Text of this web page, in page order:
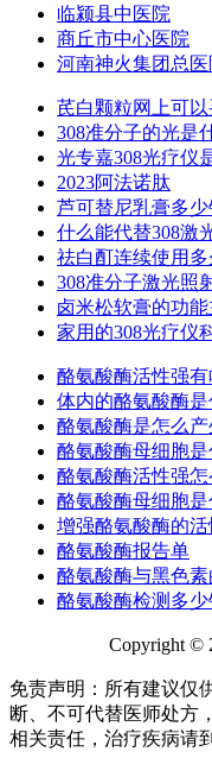
临颍县中医院
商丘市中心医院
河南神火集团总医
芪白颗粒网上可
308准分子的光是
光专嘉308光疗仪
2023阿法诺肽
芦可替尼乳膏多
什么能代替308激
祛白酊连续使用多
308准分子激光照
卤米松软膏的功
家用的308光疗仪
酪氨酸酶活性强
体内的酪氨酸酶是
酪氨酸酶是怎么产
酪氨酸酶母细胞是
酪氨酸酶活性强
酪氨酸酶母细胞
增强酪氨酸酶的
酪氨酸酶报告单
酪氨酸酶与黑色
酪氨酸酶检测多少
Copyright ©
免责声明：所有建议仅
断、不可代替医师处方
相关责任，治疗疾病请